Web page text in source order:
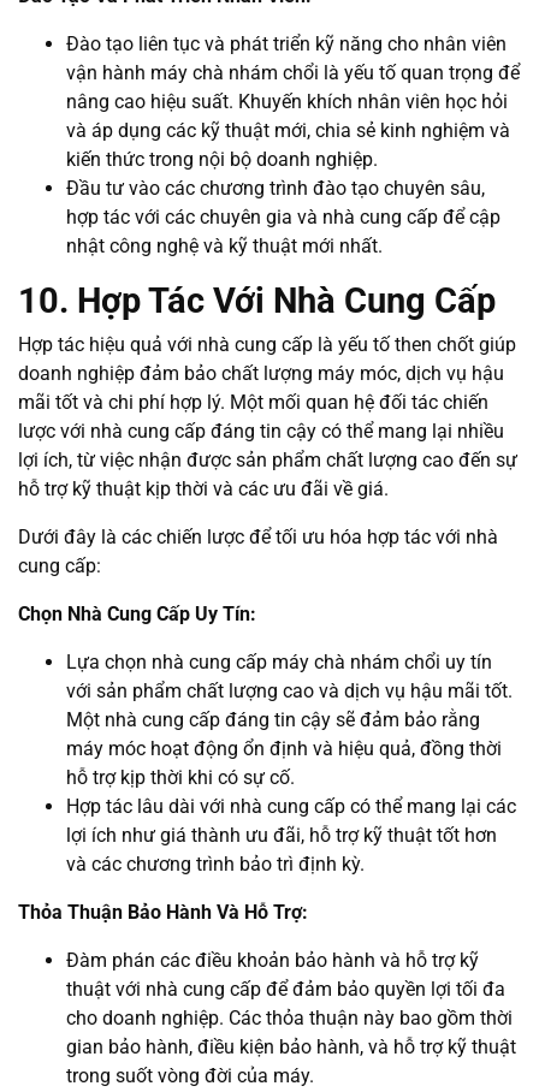
Đào tạo liên tục và phát triển kỹ năng cho nhân viên
vận hành máy chà nhám chổi là yếu tố quan trọng để
nâng cao hiệu suất. Khuyến khích nhân viên học hỏi
và áp dụng các kỹ thuật mới, chia sẻ kinh nghiệm và
kiến thức trong nội bộ doanh nghiệp.
Đầu tư vào các chương trình đào tạo chuyên sâu,
hợp tác với các chuyên gia và nhà cung cấp để cập
nhật công nghệ và kỹ thuật mới nhất.
10. Hợp Tác Với Nhà Cung Cấp
Hợp tác hiệu quả với nhà cung cấp là yếu tố then chốt giúp
doanh nghiệp đảm bảo chất lượng máy móc, dịch vụ hậu
mãi tốt và chi phí hợp lý. Một mối quan hệ đối tác chiến
lược với nhà cung cấp đáng tin cậy có thể mang lại nhiều
lợi ích, từ việc nhận được sản phẩm chất lượng cao đến sự
hỗ trợ kỹ thuật kịp thời và các ưu đãi về giá.
Dưới đây là các chiến lược để tối ưu hóa hợp tác với nhà
cung cấp:
Chọn Nhà Cung Cấp Uy Tín:
Lựa chọn nhà cung cấp máy chà nhám chổi uy tín
với sản phẩm chất lượng cao và dịch vụ hậu mãi tốt.
Một nhà cung cấp đáng tin cậy sẽ đảm bảo rằng
máy móc hoạt động ổn định và hiệu quả, đồng thời
hỗ trợ kịp thời khi có sự cố.
Hợp tác lâu dài với nhà cung cấp có thể mang lại các
lợi ích như giá thành ưu đãi, hỗ trợ kỹ thuật tốt hơn
và các chương trình bảo trì định kỳ.
Thỏa Thuận Bảo Hành Và Hỗ Trợ:
Đàm phán các điều khoản bảo hành và hỗ trợ kỹ
thuật với nhà cung cấp để đảm bảo quyền lợi tối đa
cho doanh nghiệp. Các thỏa thuận này bao gồm thời
gian bảo hành, điều kiện bảo hành, và hỗ trợ kỹ thuật
trong suốt vòng đời của máy.